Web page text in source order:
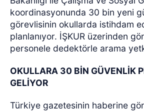
koordinasyonunda 30 bin yeni
görevlisinin okullarda istihdam
planlanıyor. İŞKUR üzerinden
personele dedektörle arama
OKULLARA 30 BİN GÜVENLİK
GELİYOR
Türkiye gazetesinin haberine